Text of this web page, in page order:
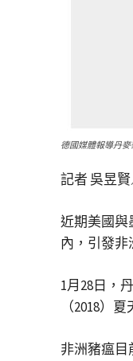
德國媒體報導丹
記者 吳昱
近期美國與
內，引發非
1月28日，
（2018）
非洲豬瘟